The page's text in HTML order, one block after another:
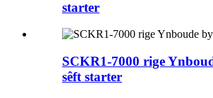
starter
SCKR1-7000 rige
sêft starter